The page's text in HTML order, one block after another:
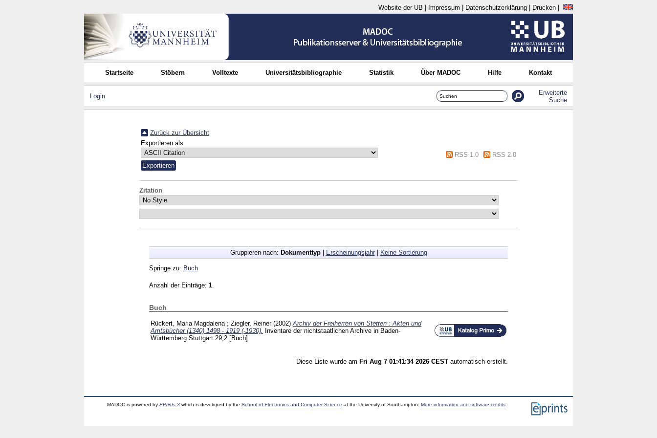
Website der UB Impressum Datenschutzerklärung Drucken
Startseite Stöbern Volltexte Universitätsbibliographie Statistik Über MADOC Hilfe Kontakt
Login
Erweiterte
Suche
Zurück zur Übersicht
Exportieren als
RSS 1.0
RSS 2.0
Zitation
Gruppieren nach: Dokumenttyp| Erscheinungsjahr| Keine Sortierung
Springe zu: Buch
Anzahl der Einträge: 1
Buch
Rückert, Maria Magdalena ; Ziegler, Reiner (2002) Archiv der Freiherren von Stetten : Akten und
Amtsbücher (1340) 1498 - 1919 (-1930).
Inventare der nichtstaatlichen Archive in Baden-
Württemberg Stuttgart 29,2 [Buch]
Diese Liste wurde am Fri Aug 7 01:41:34 2026 CEST automatisch erstellt.
MADOC is powered byEPrints 3 which is developed by theSchool of Electronics and Computer Science at the University of Southampton.More information and software credits